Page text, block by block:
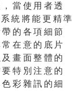
當使用者透
統將能更精準
的各項細節
在意的底片
畫面整體的
特別注意的
彩雜訊的細